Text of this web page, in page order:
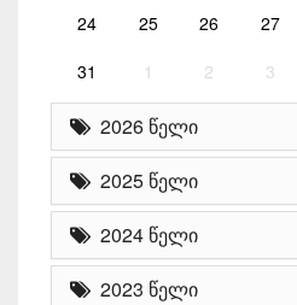
24 25 26 27
31 1 2 3
2026 წელი
2025 წელი
2024 წელი
2023 წელი